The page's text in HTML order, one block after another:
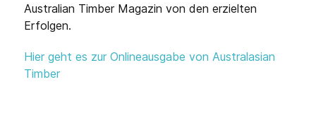
Australian Timber Magazin von den erzielten
Erfolgen.
Hier geht es zur Onlineausgabe von Australasian
Timber